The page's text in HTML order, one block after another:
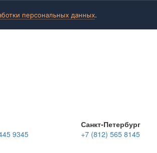
персональных данных.
9345
Санкт-Петербург
+7 (812) 565 8145